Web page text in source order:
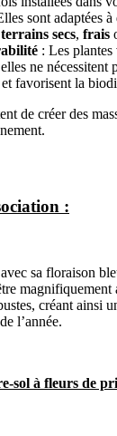
sont adaptées
terrains secs, frais
: Les
ne nécessitent
et favorisent la
de créer des
:
sa floraison
magnifiquement
créant ainsi
l’année.
sol à fleurs de